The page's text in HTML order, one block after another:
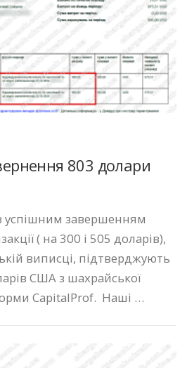
803 долари
успішним завершенням
( на 300 і 505 доларів),
виписці, підтверджують
США з шахрайської
CapitalProf. Наші …